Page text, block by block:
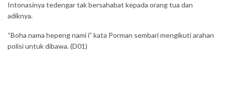
Intonasinya tedengar tak bersahabat kepada orang tua dan
adiknya.
“Boha nama hepeng nami i” kata Porman sembari mengikuti arahan
polisi untuk dibawa. (D01)